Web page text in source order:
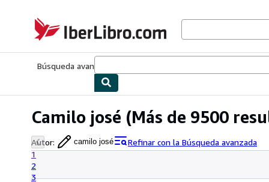
IberLibro.com
Búsqueda avanzada
Camilo josé (Más de 9500
Autor: camilo josé
Refinar con la Búsqueda avanzada
1
2
3